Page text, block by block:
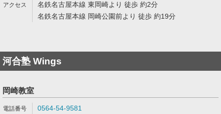
名鉄名古屋本線 東岡崎より 徒歩 約2分
名鉄名古屋本線 岡崎公園前より 徒歩 約19分
河合塾 Wings
岡崎教室
0564-54-9581